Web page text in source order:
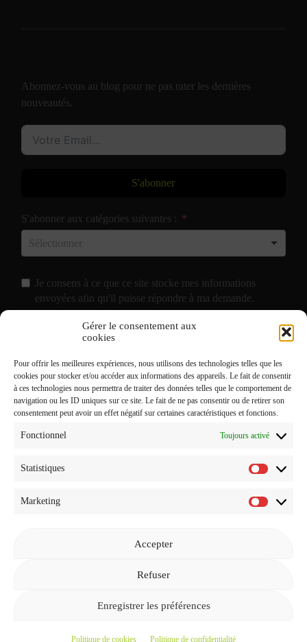
Gérer le consentement aux
cookies
Pour offrir les meilleures expériences, nous utilisons des technologies telles que les
cookies pour stocker et/ou accéder aux informations des appareils. Le fait de consentir
à ces technologies nous permettra de traiter des données telles que le comportement de
navigation ou les ID uniques sur ce site. Le fait de ne pas consentir ou de retirer son
consentement peut avoir un effet négatif sur certaines caractéristiques et fonctions.
Fonctionnel Toujours activé
Statistiques
Marketing
Accepter
Refuser
Enregistrer les préférences
Politique de cookies Politique de confidentialité
Abonnez-vous au blog pour ne pas rater les dernières
nouveautés.
S'abonner
S'abonner aux catégories suivantes :
Je consens à ce que ce site stocke mes informations
envoyées afin qu'il puisse répondre à ma demande.
J'accepte de recevoir vos e-mails et confirme avoir pris
Mentions Légales.